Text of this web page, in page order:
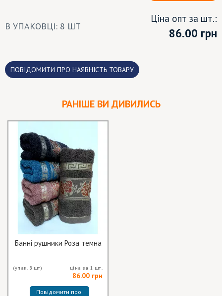
В УПАКОВЦІ: 8 ШТ
Ціна опт за шт.:
86.00 грн
ПОВІДОМИТИ ПРО НАЯВНІСТЬ ТОВАРУ
РАНІШЕ ВИ ДИВИЛИСЬ
Банні рушники Роза темна
(упак. 8 шт) ціна за 1 шт.
86.00 грн
Повідомити про